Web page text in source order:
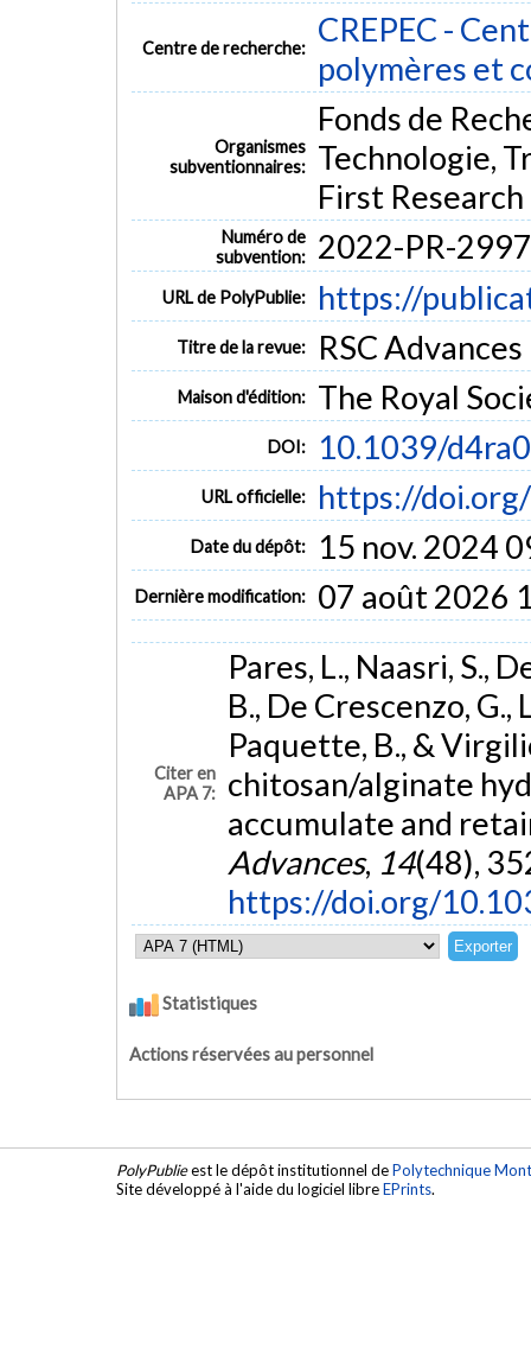
Centre de recherche:
CREPEC -
polymères et
Organismes
subventionnaires:
Fonds de
Technologie,
First
Numéro de
subvention:
2022-PR-
URL de PolyPublie: https://
Titre de la revue: RSC
Maison d'édition: The Royal
DOI: 10.1039/
URL officielle: https://
Date du dépôt: 15 nov. 2024
Dernière modification: 07 août 2026
Citer en
APA 7:
Pares, L., Naasri, S.,
B., De Crescenzo, G.,
Paquette, B., &
chitosan/alginate
accumulate and
Advances, 14(48),
https://doi.org/
Statistiques
Actions réservées au personnel
PolyPublieest le dépôt institutionnel dePolytechnique
Site développé à l'aide du logiciel libreEPrints.